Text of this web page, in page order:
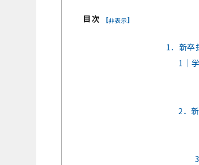
目次 [非表示]
1．新卒
1｜
2．